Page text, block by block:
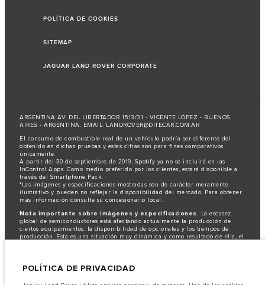
POLÍTICA DE COOKIES
SITEMAP
JAGUAR LAND ROVER CORPORATE
ARGENTINA AV. DEL LIBERTADOR 1513/31 - VICENTE LÓPEZ - BUENOS
AIRES - ARGENTINA. EMAIL: LANDROVER@DITECAR.COM.AR
El consumo de combustible real de un vehículo podría ser diferente del
obtenido en dichas pruebas y estas cifras son para fines comparativos
únicamente.
A partir del 30 de septiembre de 2019, Spotify ya no se incluirá en las
InControl Apps. Como medio preferido por los clientes, estará disponible a
través del Smartphone Pack.
*Las imágenes y especificaciones mostradas son de carácter meramente
ilustrativo y pueden no reflejar la disponibilidad del mercado. Para obtener
más información consulte su concesionario local.
Nota importante sobre imágenes y especificaciones. La escasez
global de semiconductores está afectando actualmente la producción de
ciertos equipamientos, la disponibilidad de opcionales y los tiempos de
producción. Esta es una situación muy dinámica y como resultado de ella, el
distribuidor de su preferencia, quien podrá dar a conocer las restricciones
únicamente en las especificaciones e imágenes mostradas en este sitio web.
POLÍTICA DE PRIVACIDAD